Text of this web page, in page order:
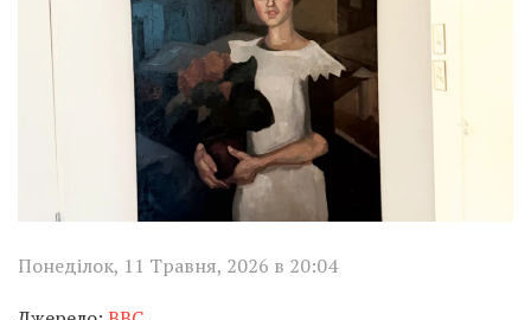
Понеділок, 11 Травня, 2026 в 20:04